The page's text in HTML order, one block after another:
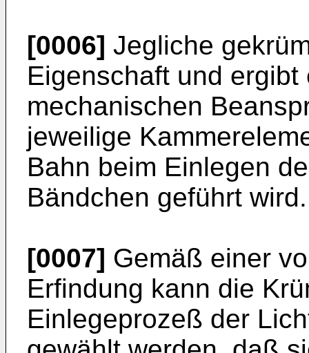
[0006] Jegliche
Eigenschaft und
mechanischen
jeweilige
Bahn beim Einlegen
Bändchen geführt wird.
[0007] Gemäß einer
Erfindung kann die
Einlegeprozeß der